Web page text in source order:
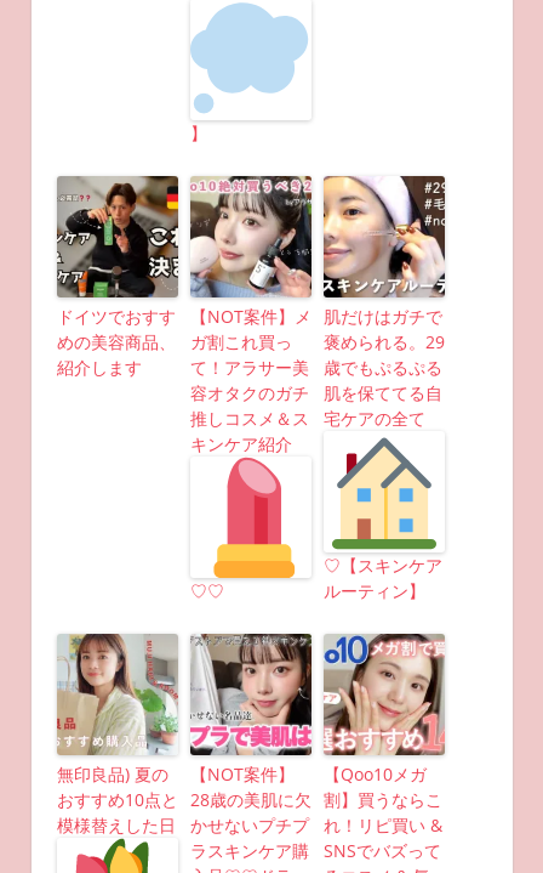
】
ドイツでおすす
めの美容商品、
紹介します
【NOT案件】メ
ガ割これ買っ
て！アラサー美
容オタクのガチ
推しコスメ＆ス
キンケア紹介
♡♡
肌だけはガチで
褒められる。29
歳でもぷるぷる
肌を保ててる自
宅ケアの全て
♡【スキンケア
ルーティン】
無印良品) 夏の
おすすめ10点と
模様替えした日
【NOT案件】
28歳の美肌に欠
かせないプチプ
ラスキンケア購
【Qoo10メガ
割】買うならこ
れ！リピ買い &
SNSでバズって